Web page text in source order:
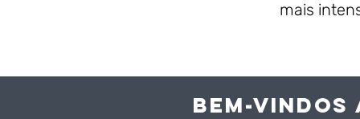
mais
BEM-VINDOS